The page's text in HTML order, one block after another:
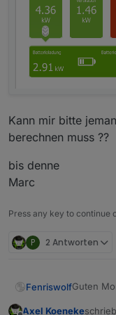
Kann mir bitte
berechnen muss ??
bis denne
Marc
Press any key to continue
P 2 Antworten
FenriswolfGuten
Axel Koeneke